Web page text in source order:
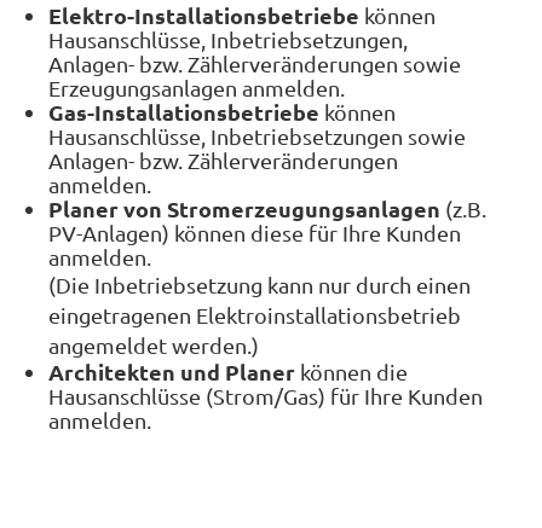
Elektro-Installationsbetriebe können
Hausanschlüsse, Inbetriebsetzungen,
Anlagen- bzw. Zählerveränderungen sowie
Erzeugungsanlagen anmelden.
Gas-Installationsbetriebe können
Hausanschlüsse, Inbetriebsetzungen sowie
Anlagen- bzw. Zählerveränderungen
anmelden.
Planer von Stromerzeugungsanlagen (z.B.
PV-Anlagen) können diese für Ihre Kunden
anmelden.
(Die Inbetriebsetzung kann nur durch einen
eingetragenen Elektroinstallationsbetrieb
angemeldet werden.)
Architekten und Planer können die
Hausanschlüsse (Strom/Gas) für Ihre Kunden
anmelden.